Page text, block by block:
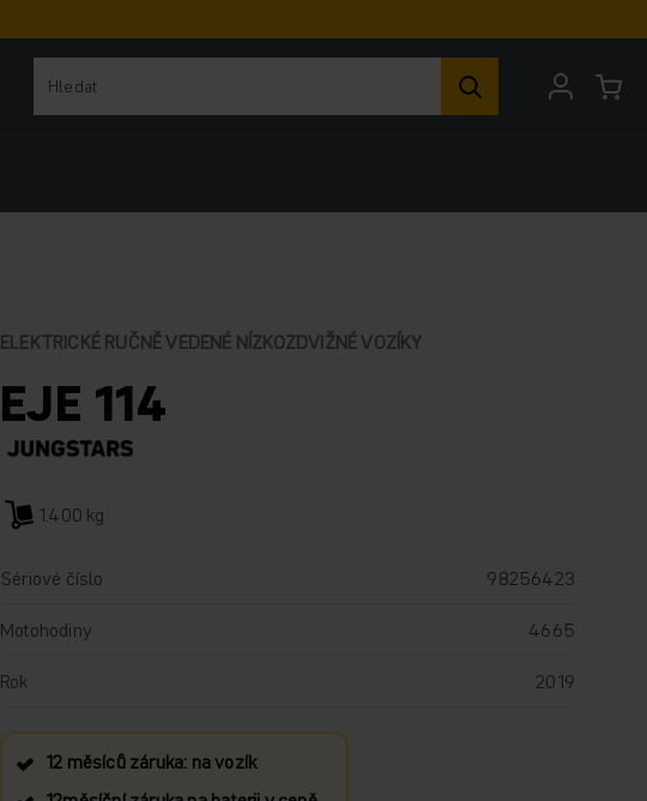
ELEKTRICKÉ RUČNĚ VEDENÉ NÍZKOZDVIŽNÉ VOZÍKY
EJE 114
1.400 kg
Sériové číslo
98256423
Motohodiny
4665
Rok
2019
12 měsíců záruka: na vozík